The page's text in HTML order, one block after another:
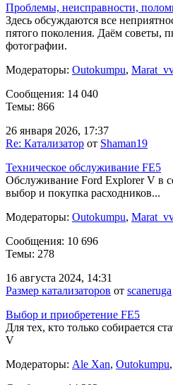
Проблемы, неисправности,
Здесь обсуждаются все
пятого поколения. Даём советы,
фотографии.
Модераторы: Outokumpu,
Сообщения: 14 040
Темы: 866
26 января 2026, 17:37
Re: Катализатор от Shaman19
Техническое обслуживание FE5
Обслуживание Ford Explorer V в
выбор и покупка расходников...
Модераторы: Outokumpu,
Сообщения: 10 696
Темы: 278
16 августа 2024, 14:31
Размер катализаторов от scaneruga
Выбор и приобретение FE5
Для тех, кто только собирается
V
Модераторы: Ale Xan, Outokumpu,